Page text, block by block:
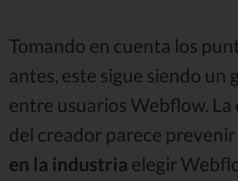
Tomando en cuenta los
antes, este sigue siendo un
entre usuarios Webflow.
del creador parece prevenir
en la industria elegir